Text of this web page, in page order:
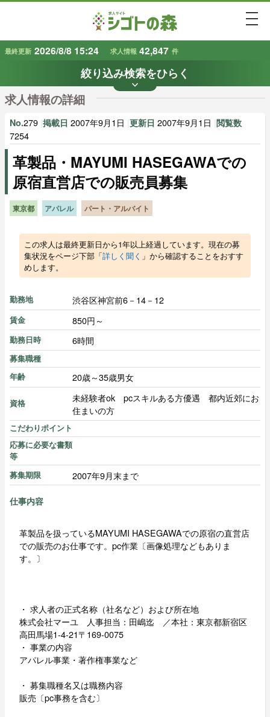
最終更新 2026/8/8 15:24 求人情報 42,847 件
絞り込み検索をひらく
keyboard_arrow_down
条件から探す
地域で探す 業種で探す
雇用形態で探す 賃金で探す
キーワードで探す
求人情報の詳細
No.279 掲載日 2007年9月1日 更新日 2007年9月1日 閲覧数
7254
革製品・MAYUMI HASEGAWAでの
原宿直営店での販売員募集
東京都 アパレル パート・アルバイト
この求人は最終更新日から1年以上経過しています。現在の募
集状況をページ下部「詳しく聞く 」から確認することをおすす
めします。
勤務地 渋谷区神宮前6－14－12
賃金 850円～
勤務日時 6時間
募集職種
年齢
20歳～35歳男女
資格
未経験者ok pcスキルある方優遇 都内近郊にお
住まいの方
こだわりポイント
応募に必要な書類
等
募集期限
2007年9月末まで
仕事内容
革製品を扱っているMAYUMI HASEGAWAでの原宿の直営店
での販売のお仕事です。pc作業〔画像処理などもありま
す。〕
・ 求人者の正式名称（社名など）および所在地
株式会社マーユ 人事担当：田嶋迄 ／本社：東京都新宿区
高田馬場1-4-21〒169-0075
・ 事業の内容
アパレル事業・著作権事業など
・ 募集職種名又は職務内容
販売〔pc事務を含む〕